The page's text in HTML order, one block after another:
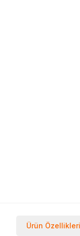
Ürün Özellikleri